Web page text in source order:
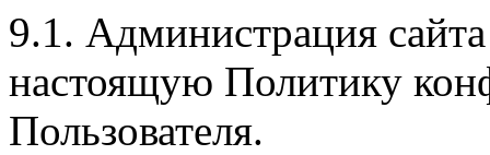
9.1. Администрация
настоящую Политику
Пользователя.